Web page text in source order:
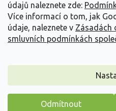
údajů naleznete zde:
Více informací o tom, jak
údaje, naleznete v Zásadách
smluvních podmínkách
Odmítnout
Copyright 2026